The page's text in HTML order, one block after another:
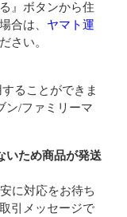
』ボタンから住
合は、 ヤマト運
さい。
ることができま
ン/ファミリーマ
いため商品が発送
に対応をお待ち
引メッセージで